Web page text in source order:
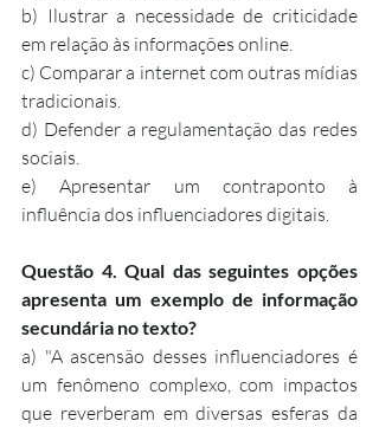
b) Ilustrar a necessidade de criticidade
em relação às informações online.
c) Comparar a internet com outras mídias
tradicionais.
d) Defender a regulamentação das redes
sociais.
e) Apresentar um contraponto à
influência dos influenciadores digitais.
Questão 4. Qual das seguintes opções
apresenta um exemplo de informação
secundária no texto?
a) "A ascensão desses influenciadores é
um fenômeno complexo, com impactos
que reverberam em diversas esferas da